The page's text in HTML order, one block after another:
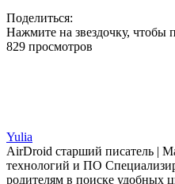
Поделиться:
Нажмите на звездочку, чтобы
829 просмотров
Yulia
AirDroid старший писатель |
технологий и ПО
родителям в поиске удобных